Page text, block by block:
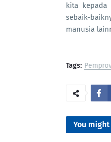
kita kepada
sebaik-
manusia
Tags:
You